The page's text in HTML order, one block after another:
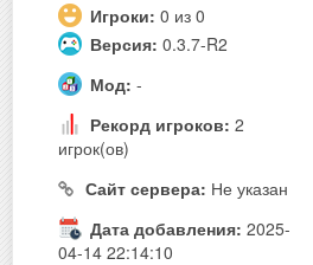
Игроки: 0 из 0
Версия: 0.3.7-R2
Мод: -
Рекорд игроков: 2
игрок(ов)
Сайт сервера: Не указан
Дата добавления: 2025-
04-14 22:14:10